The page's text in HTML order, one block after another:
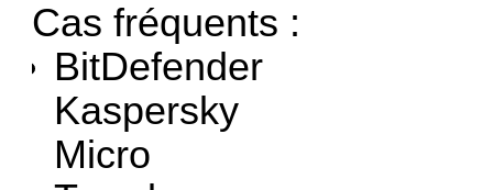
Cas fréquents :
BitDefender
Kaspersky
Micro